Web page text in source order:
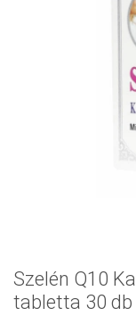
Szelén Q10
tabletta 30 db